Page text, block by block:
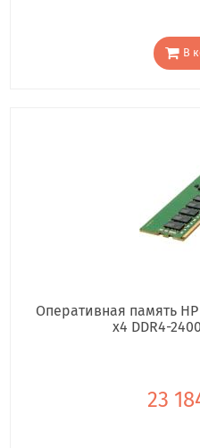
В
Оперативная память HP
x4 DDR4-
23